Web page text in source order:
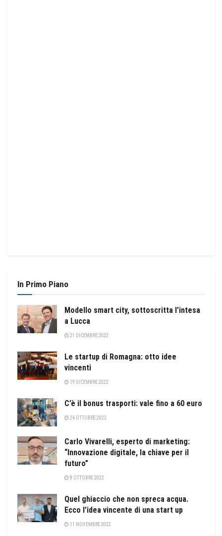
In Primo Piano
Modello smart city, sottoscritta l’intesa
a Lucca
21 DICEMBRE 2022
Le startup di Romagna: otto idee
vincenti
19 DICEMBRE 2022
C’è il bonus trasporti: vale fino a 60 euro
26 OTTOBRE 2022
Carlo Vivarelli, esperto di marketing:
“Innovazione digitale, la chiave per il
futuro”
8 OTTOBRE 2022
Quel ghiaccio che non spreca acqua.
Ecco l’idea vincente di una start up
11 NOVEMBRE 2022